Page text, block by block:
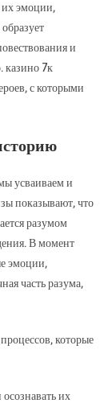
их эмоции,
и
казино 7к
с которыми
усваиваем и
показывают, что
разумом
В момент
эмоции,
часть разума,
которые
их